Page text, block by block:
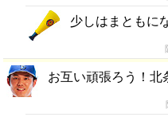
少しはまともに
お互い頑張ろう！北